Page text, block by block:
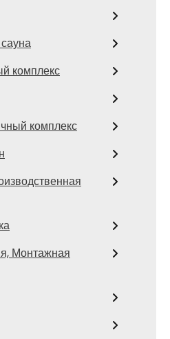
комплекс
комплекс
Монтажная